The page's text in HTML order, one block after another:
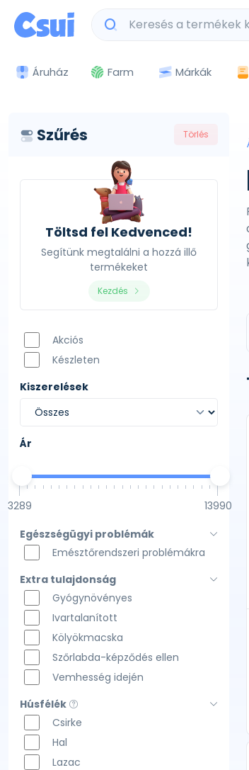
Áruház Farm Márkák
Szűrés Törlés
Töltsd fel Kedvenced!
Segítünk megtalálni a hozzá illő
termékeket
Kezdés
Akciós
Készleten
Kiszerelések
Ár
3289 13990
Egészségügyi problémák
Emésztőrendszeri problémákra
Extra tulajdonság
Gyógynövényes
Ivartalanított
Kölyökmacska
Szőrlabda-képződés ellen
Vemhesség idején
Húsfélék
Csirke
Hal
Lazac